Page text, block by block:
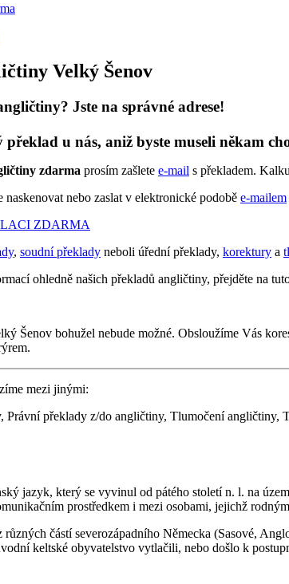
Velký Šenov
Jste na správné adrese!
u nás, aniž byste museli někam
zdarma prosím zašlete e-mail s překladem.
naskenovat nebo zaslat v elektronické podobě e-mailem
ZDARMA
, soudní překlady neboli úřední překlady, korektury a
ohledně našich překladů angličtiny, přejděte na
Šenov bohužel nebude možné. Obsloužíme Vás
mezi jinými:
Právní překlady z/do angličtiny, Tlumočení
jazyk, který se vyvinul od pátého století n. l. na
prostředkem i mezi osobami, jejichž
částí severozápadního Německa (Sasové,
keltské obyvatelstvo vytlačili, nebo došlo k